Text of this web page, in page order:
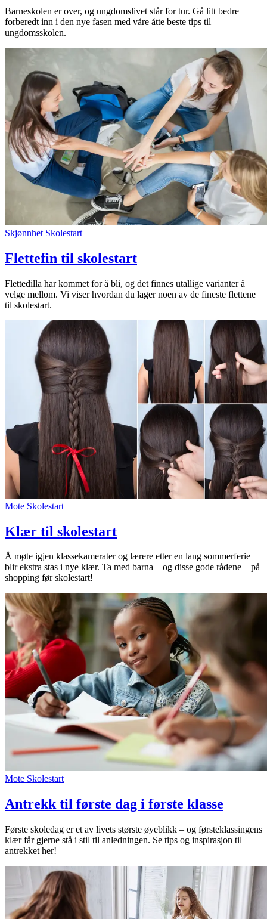
Barneskolen er over, og ungdomslivet står for tur. Gå litt bedre
forberedt inn i den nye fasen med våre åtte beste tips til
ungdomsskolen.
Skjønnhet Skolestart
Flettefin til skolestart
Flettedilla har kommet for å bli, og det finnes utallige varianter å
velge mellom. Vi viser hvordan du lager noen av de fineste flettene
til skolestart.
Mote Skolestart
Klær til skolestart
Å møte igjen klassekamerater og lærere etter en lang sommerferie
blir ekstra stas i nye klær. Ta med barna – og disse gode rådene – på
shopping før skolestart!
Mote Skolestart
Antrekk til første dag i første klasse
Første skoledag er et av livets største øyeblikk – og førsteklassingens
klær får gjerne stå i stil til anledningen. Se tips og inspirasjon til
antrekket her!